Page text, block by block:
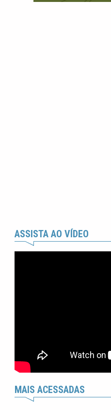
ASSISTA AO VÍDEO
MAIS ACESSADAS